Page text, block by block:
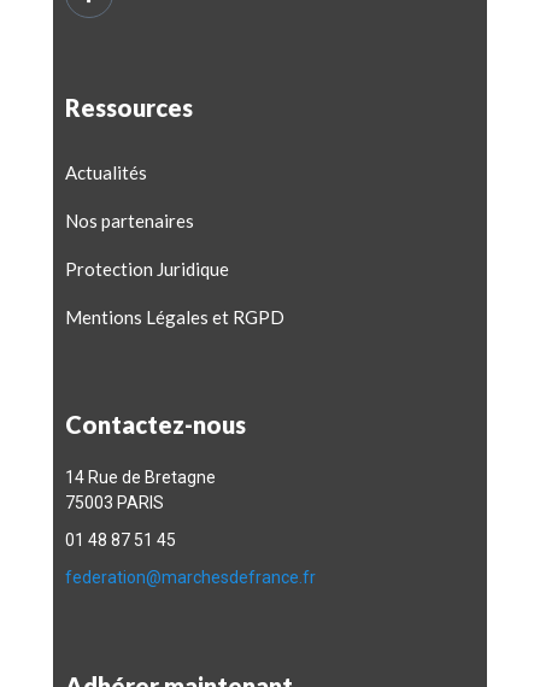
Ressources
Actualités
Nos partenaires
Protection Juridique
Mentions Légales et RGPD
Contactez-nous
14 Rue de Bretagne
75003 PARIS
01 48 87 51 45
federation@marchesdefrance.fr